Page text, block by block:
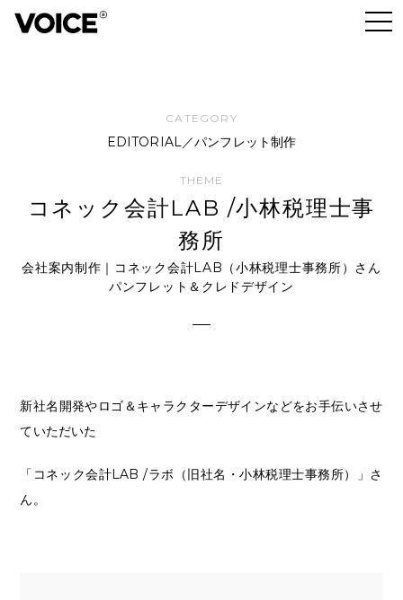
EDITORIAL／パンフレット制作
コネック会計LAB /小林税理士事
務所
会社案内制作｜コネック会計LAB（小林税理士事務所）さん
パンフレット＆クレドデザイン
新社名開発やロゴ＆キャラクターデザインなどをお手伝いさせ
ていただいた
「コネック会計LAB /ラボ（旧社名・小林税理士事務所）」さ
ん。